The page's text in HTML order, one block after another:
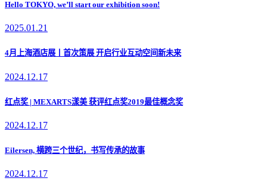
Hello TOKYO, we’ll start our exhibition soon!
2025.01.21
4月上海酒店展丨首次策展 开启行业互动空间新未来
2024.12.17
红点奖 | MEXARTS漾美 获评红点奖2019最佳概念奖
2024.12.17
Eilersen, 横跨三个世纪，书写传承的故事
2024.12.17